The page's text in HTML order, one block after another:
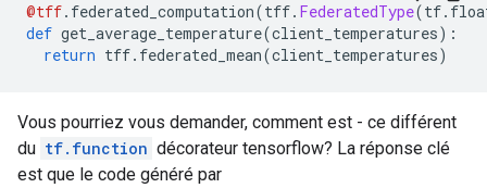
@tff. federated_computation(tff. FederatedType(tf.
def get_average_temperature(client_temperatures):
return tff. federated_mean(client_temperatures)
Vous pourriez vous demander, comment est - ce différent
du tf.function décorateur tensorflow? La réponse clé
est que le code généré par